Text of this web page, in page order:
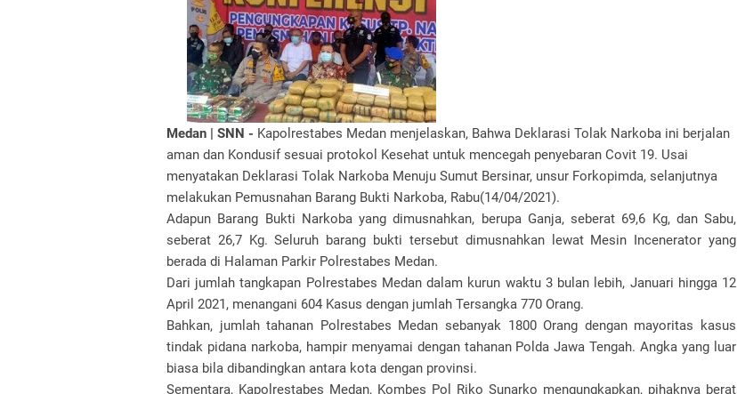
Medan | SNN - Kapolrestabes Medan menjelaskan, Bahwa Deklarasi Tolak Narkoba ini berjalan
aman dan Kondusif sesuai protokol Kesehat untuk mencegah penyebaran Covit 19. Usai
menyatakan Deklarasi Tolak Narkoba Menuju Sumut Bersinar, unsur Forkopimda, selanjutnya
melakukan Pemusnahan Barang Bukti Narkoba, Rabu(14/04/2021).
Adapun Barang Bukti Narkoba yang dimusnahkan, berupa Ganja, seberat 69,6 Kg, dan Sabu,
seberat 26,7 Kg. Seluruh barang bukti tersebut dimusnahkan lewat Mesin Incenerator yang
berada di Halaman Parkir Polrestabes Medan.
Dari jumlah tangkapan Polrestabes Medan dalam kurun waktu 3 bulan lebih, Januari hingga 12
April 2021, menangani 604 Kasus dengan jumlah Tersangka 770 Orang.
Bahkan, jumlah tahanan Polrestabes Medan sebanyak 1800 Orang dengan mayoritas kasus
tindak pidana narkoba, hampir menyamai dengan tahanan Polda Jawa Tengah. Angka yang luar
biasa bila dibandingkan antara kota dengan provinsi.
Sementara, Kapolrestabes Medan, Kombes Pol Riko Sunarko mengungkapkan, pihaknya berat